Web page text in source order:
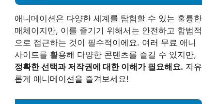
애니메이션은 다양한 세계를 탐험할 수 있는 훌륭한
매체이지만, 이를 즐기기 위해서는 안전하고 합법적
으로 접근하는 것이 필수적이에요. 여러 무료 애니
사이트를 활용해 다양한 콘텐츠를 즐길 수 있지만,
정확한 선택과 저작권에 대한 이해가 필요해요. 자유
롭게 애니메이션을 즐겨보세요!